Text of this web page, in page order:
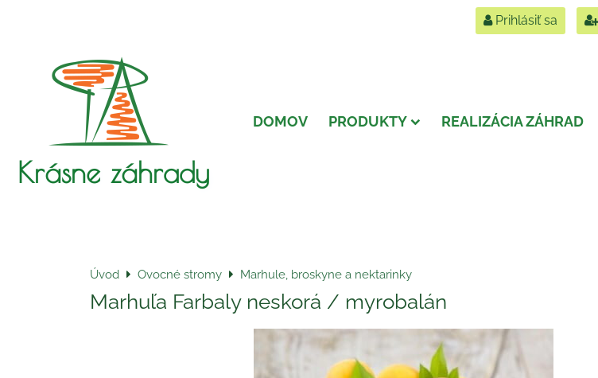
Prihlásiť sa
Krásne záhrady
DOMOV PRODUKTY REALIZÁCIA ZÁHRAD
Úvod Ovocné stromy Marhule, broskyne a nektarinky
Marhuľa Farbaly neskorá / myrobalán